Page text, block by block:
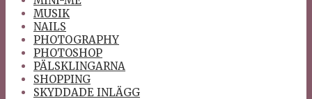
MUSIK
NAILS
PHOTOGRAPHY
PHOTOSHOP
PÄLSKLINGARNA
SHOPPING
SKYDDADE INLÄGG